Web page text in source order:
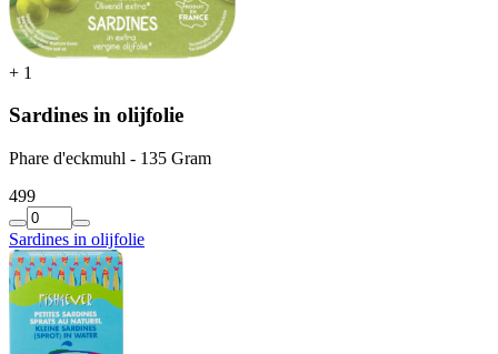
+ 1
Sardines in olijfolie
Phare d'eckmuhl - 135 Gram
499
Sardines in olijfolie